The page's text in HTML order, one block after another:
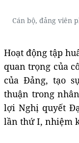
Cán bộ, đảng viên
Hoạt động tập
quan trọng của
của Đảng, tạo
thuận trong
lợi Nghị quyết
lần thứ I, nhiệm